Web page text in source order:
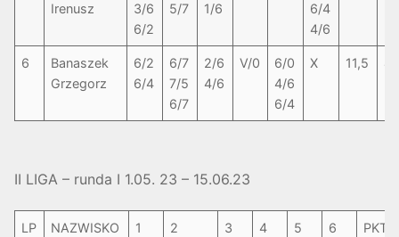
Irenusz
3/6
6/2
5/7
1/6
6/4
4/6
6
Banaszek
Grzegorz
6/2
6/4
6/7
7/5
6/7
2/6
4/6
V/0
6/0
4/6
6/4
X 11,5
II LIGA – runda I 1.05. 23 – 15.06.23
LP
NAZWISKO
1 2 3 4 5 6 PKT